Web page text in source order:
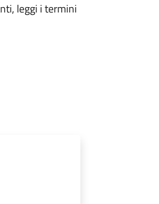
leggi i termini